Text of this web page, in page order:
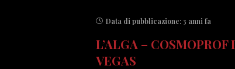
Data di pubblicazione:3 anni fa
L’ALGA – COSMOPROF
VEGAS